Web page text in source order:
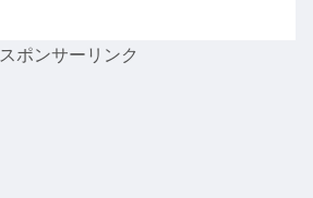
スポンサーリンク